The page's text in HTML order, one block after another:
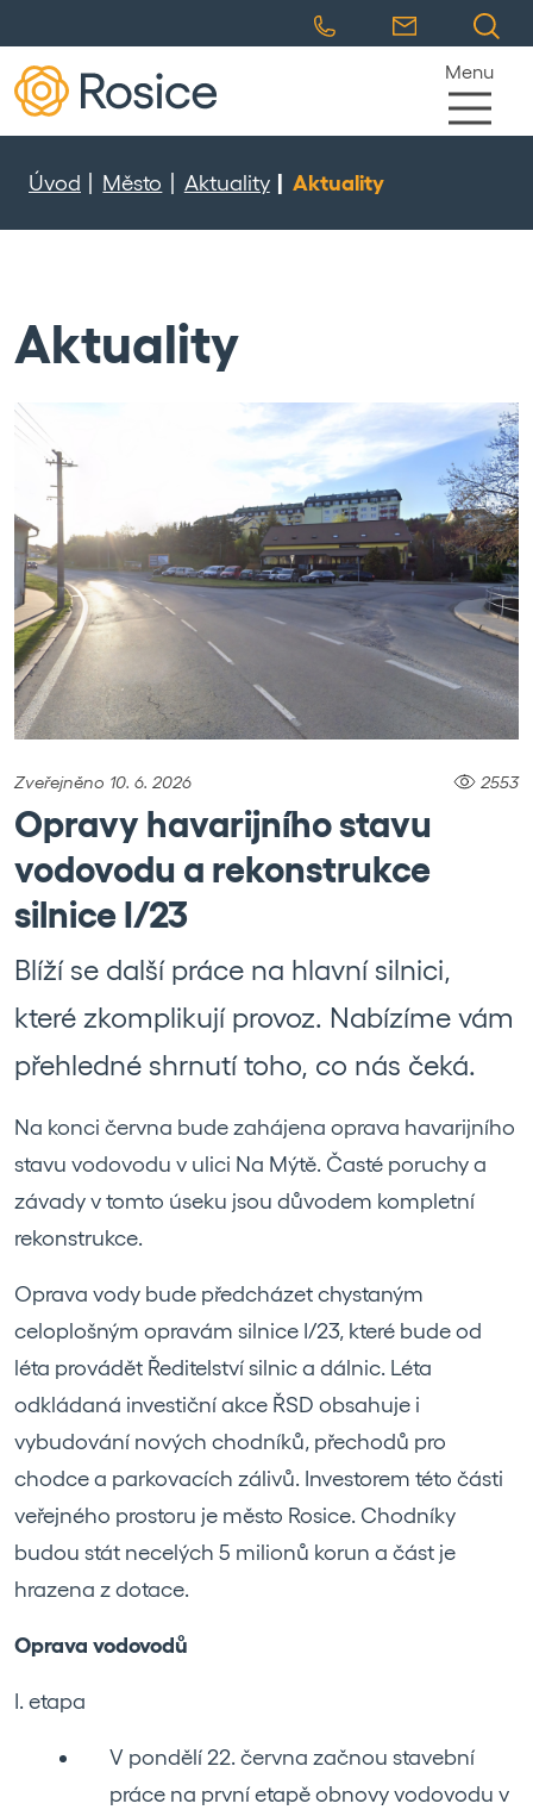
Menu
Úvod Město Aktuality Aktuality
Aktuality
Zveřejněno 10. 6. 2026 2553
Opravy havarijního stavu
vodovodu a rekonstrukce
silnice I/23
Blíží se další práce na hlavní silnici,
které zkomplikují provoz. Nabízíme vám
přehledné shrnutí toho, co nás čeká.
Na konci června bude zahájena oprava havarijního
stavu vodovodu v ulici Na Mýtě. Časté poruchy a
závady v tomto úseku jsou důvodem kompletní
rekonstrukce.
Oprava vody bude předcházet chystaným
celoplošným opravám silnice I/23, které bude od
léta provádět Ředitelství silnic a dálnic. Léta
odkládaná investiční akce ŘSD obsahuje i
vybudování nových chodníků, přechodů pro
chodce a parkovacích zálivů. Investorem této části
veřejného prostoru je město Rosice. Chodníky
budou stát necelých 5 milionů korun a část je
hrazena z dotace.
Oprava vodovodů
I. etapa
V pondělí 22. června začnou stavební
práce na první etapě obnovy vodovodu v